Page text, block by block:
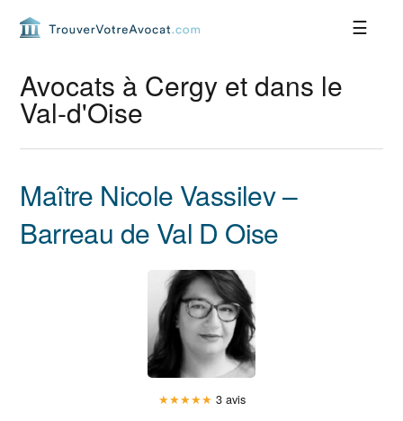
navigation
principale
principal
barre
latérale
principale
pageAvocats à Cergy et dans le
Val-d'Oise
Maître Nicole Vassilev –
Barreau de Val D Oise
★★★★★ 3 avis